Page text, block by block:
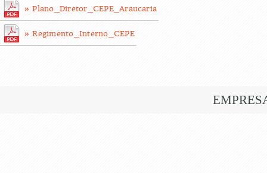
» Plano_Diretor_CEPE_Araucaria
» Regimento_Interno_CEPE